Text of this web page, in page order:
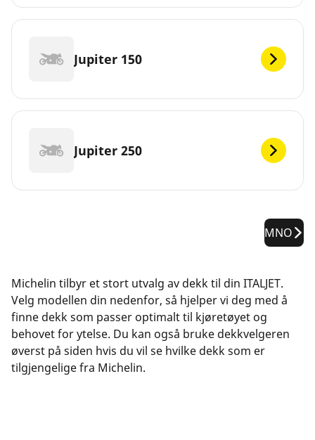
Jupiter 150
Jupiter 250
MNO
Michelin tilbyr et stort utvalg av dekk til din ITALJET.
Velg modellen din nedenfor, så hjelper vi deg med å
finne dekk som passer optimalt til kjøretøyet og
behovet for ytelse. Du kan også bruke dekkvelgeren
øverst på siden hvis du vil se hvilke dekk som er
tilgjengelige fra Michelin.